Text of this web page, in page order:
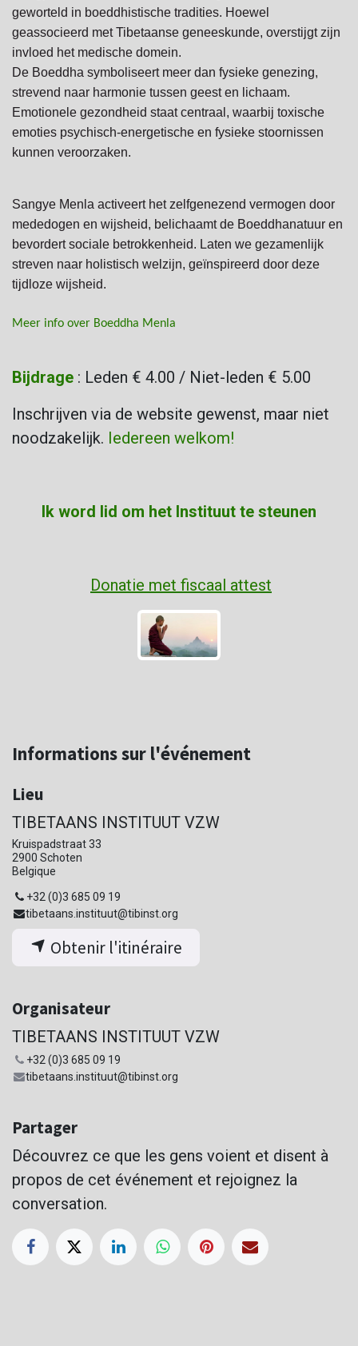
geworteld in boeddhistische tradities. Hoewel
geassocieerd met Tibetaanse geneeskunde, overstijgt zijn
invloed het medische domein.
De Boeddha symboliseert meer dan fysieke genezing,
strevend naar harmonie tussen geest en lichaam.
Emotionele gezondheid staat centraal, waarbij toxische
emoties psychisch-energetische en fysieke stoornissen
kunnen veroorzaken.
Sangye Menla activeert het zelfgenezend vermogen door
mededogen en wijsheid, belichaamt de Boeddhanatuur en
bevordert sociale betrokkenheid. Laten we gezamenlijk
streven naar holistisch welzijn, geïnspireerd door deze
tijdloze wijsheid.
Meer info over Boeddha Menla
Bijdrage : Leden € 4.00 / Niet-leden € 5.00
Inschrijven via de website gewenst, maar niet
noodzakelijk. Iedereen welkom!
Ik word lid om het Instituut te steunen
Donatie met fiscaal attest
Informations sur l'événement
Lieu
TIBETAANS INSTITUUT VZW
Kruispadstraat 33
2900 Schoten
Belgique
+32 (0)3 685 09 19
tibetaans.instituut@tibinst.org
Obtenir l'itinéraire
Organisateur
TIBETAANS INSTITUUT VZW
+32 (0)3 685 09 19
tibetaans.instituut@tibinst.org
Partager
Découvrez ce que les gens voient et disent à
propos de cet événement et rejoignez la
conversation.